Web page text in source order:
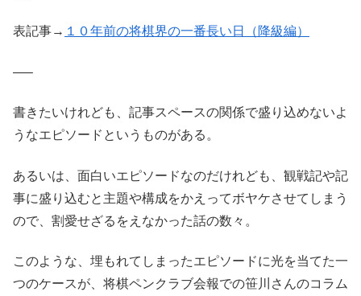
表記事→ １０年前の将棋界の一番長い日（降級編）
—–
書きたいけれども、記事スペースの関係で盛り込めないよ
うなエピソードというものがある。
あるいは、面白いエピソードなのだけれども、観戦記や記
事に盛り込むと主題や構成をかえってボヤケさせてしまう
ので、割愛せざるをえなかった話の数々。
このような、埋もれてしまったエピソードに光を当てた一
つのケースが、将棋ペンクラブ会報での笹川さんのコラム